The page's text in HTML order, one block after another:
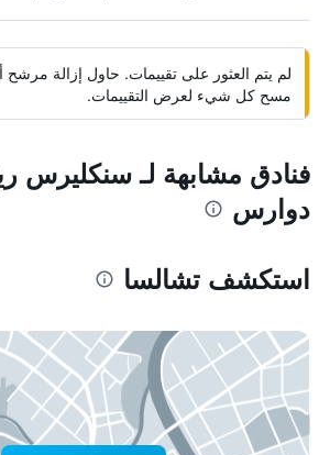
لم يتم العثور على تقييمات. حاول إزالة مرشح
مسح كل شيء لعرض التقييمات.
فنادق مشابهة لـ سنكليرس
دوارس
استكشف تشالسا